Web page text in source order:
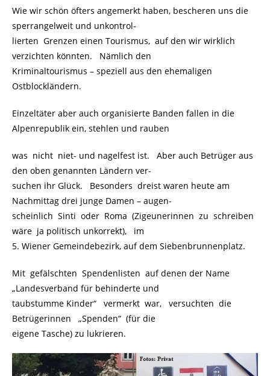
Wie wir schön öfters angemerkt haben, bescheren uns die
sperrangelweit und unkontrol-
lierten Grenzen einen Tourismus, auf den wir wirklich
verzichten könnten. Nämlich den
Kriminaltourismus – speziell aus den ehemaligen
Ostblockländern.
Einzeltäter aber auch organisierte Banden fallen in die
Alpenrepublik ein, stehlen und rauben
was nicht niet- und nagelfest ist. Aber auch Betrüger aus
den oben genannten Ländern ver-
suchen ihr Glück. Besonders dreist waren heute am
Nachmittag drei junge Damen – augen-
scheinlich Sinti oder Roma (Zigeunerinnen zu schreiben
wäre ja politisch unkorrekt), im
5. Wiener Gemeindebezirk, auf dem Siebenbrunnenplatz.
Mit gefälschten Spendenlisten auf denen der Name
„Landesverband für behinderte und
taubstumme Kinder“ vermerkt war, versuchten die
Betrügerinnen „Spenden“ (für die
eigene Tasche) zu lukrieren.